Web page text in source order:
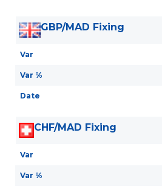
GBP/MAD Fixing
Var
Var %
Date
CHF/MAD Fixing
Var
Var %